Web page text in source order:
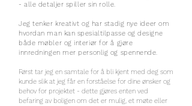
- alle detaljer spiller sin rolle.
Jeg tenker kreativt og har stadig nye ideer om
hvordan man kan spesialtilpasse og designe
både møbler og interiør for å gjøre
innredningen mer personlig og spennende.
Først tar jeg en samtale for å bli kjent med deg som
kunde slik at jeg får en forståelse for dine ønsker og
behov for projektet - dette gjøres enten ved
befaring av boligen om det er mulig, et møte eller